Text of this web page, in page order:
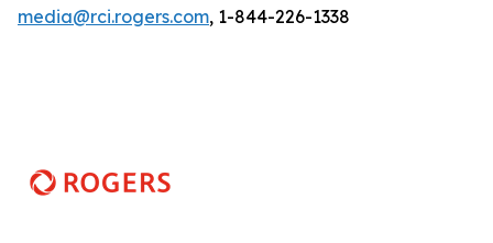
media@rci.rogers.com, 1-844-226-1338